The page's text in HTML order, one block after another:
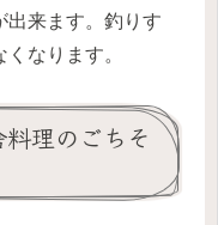
出来ます。釣りす
なります。
理のごちそ